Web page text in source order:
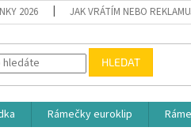
2026 JAK VRÁTÍM NEBO
HLEDAT
Rámečky euroklip